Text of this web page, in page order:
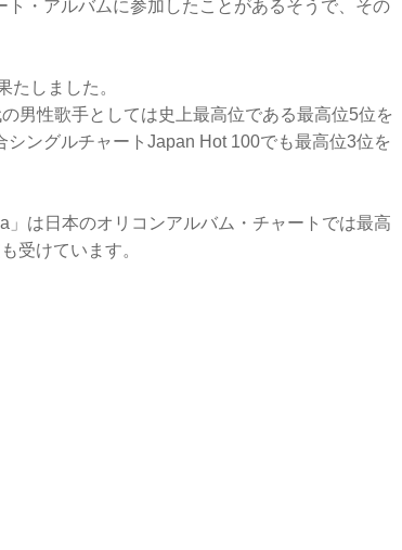
・アルバムに参加したことがあるそうで、その
たしました。
男性歌手としては史上最高位である最高位5位を
ングルチャートJapan Hot 100でも最高位3位を
は日本のオリコンアルバム・チャートでは最高
受けています。